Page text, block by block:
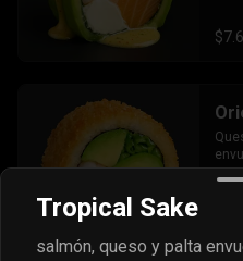
Tropical Sake
salmón, queso y palta